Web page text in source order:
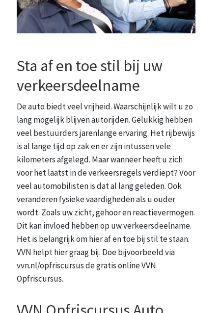
Sta af en toe stil bij uw
verkeersdeelname
De auto biedt veel vrijheid. Waarschijnlijk wilt u zo
lang mogelijk blijven autorijden. Gelukkig hebben
veel bestuurders jarenlange ervaring. Het rijbewijs
is al lange tijd op zak en er zijn intussen vele
kilometers afgelegd. Maar wanneer heeft u zich
voor het laatst in de verkeersregels verdiept? Voor
veel automobilisten is dat al lang geleden. Ook
veranderen fysieke vaardigheden als u ouder
wordt. Zoals uw zicht, gehoor en reactievermogen.
Dit kan invloed hebben op uw verkeersdeelname.
Het is belangrijk om hier af en toe bij stil te staan.
VVN helpt hier graag bij. Doe bijvoorbeeld via
vvn.nl/opfriscursus de gratis online VVN
Opfriscursus.